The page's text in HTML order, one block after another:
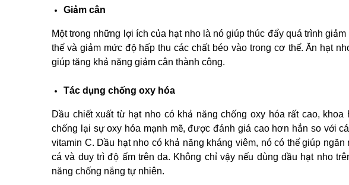
Giảm cân
Một trong những lợi ích của hạt nho là nó giúp thúc đẩy quá trình
thể và giảm mức độ hấp thu các chất béo vào trong cơ thể. Ăn hạt
giúp tăng khả năng giảm cân thành công.
Tác dụng chống oxy hóa
Dầu chiết xuất từ hạt nho có khả năng chống oxy hóa rất cao,
chống lại sự oxy hóa mạnh mẽ, được đánh giá cao hơn hẳn so với
vitamin C. Dầu hạt nho có khả năng kháng viêm, nó có thể giúp
cá và duy trì độ ẩm trên da. Không chỉ vậy nếu dùng dầu hạt nho
năng chống nắng tự nhiên.